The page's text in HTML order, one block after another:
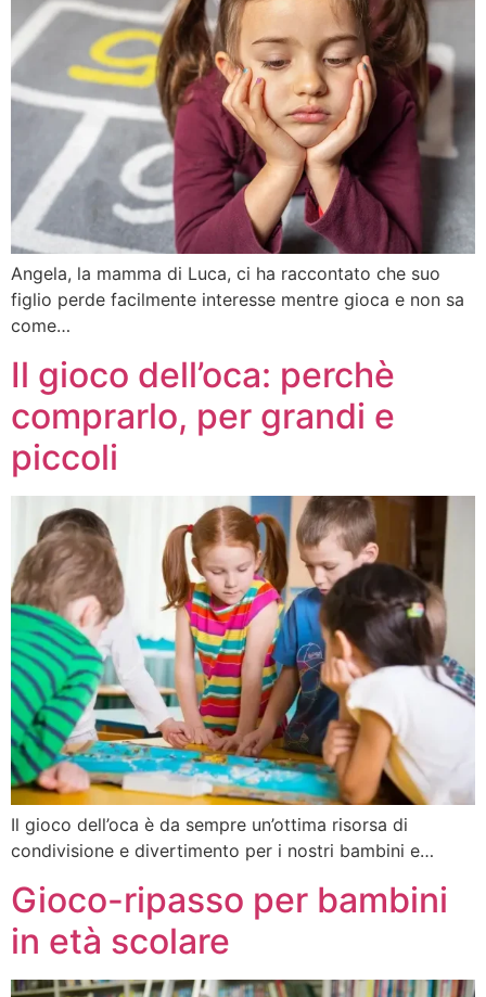
Angela, la mamma di Luca, ci ha raccontato che suo
figlio perde facilmente interesse mentre gioca e non sa
come…
Il gioco dell’oca: perchè
comprarlo, per grandi e
piccoli
Il gioco dell’oca è da sempre un’ottima risorsa di
condivisione e divertimento per i nostri bambini e…
Gioco-ripasso per bambini
in età scolare